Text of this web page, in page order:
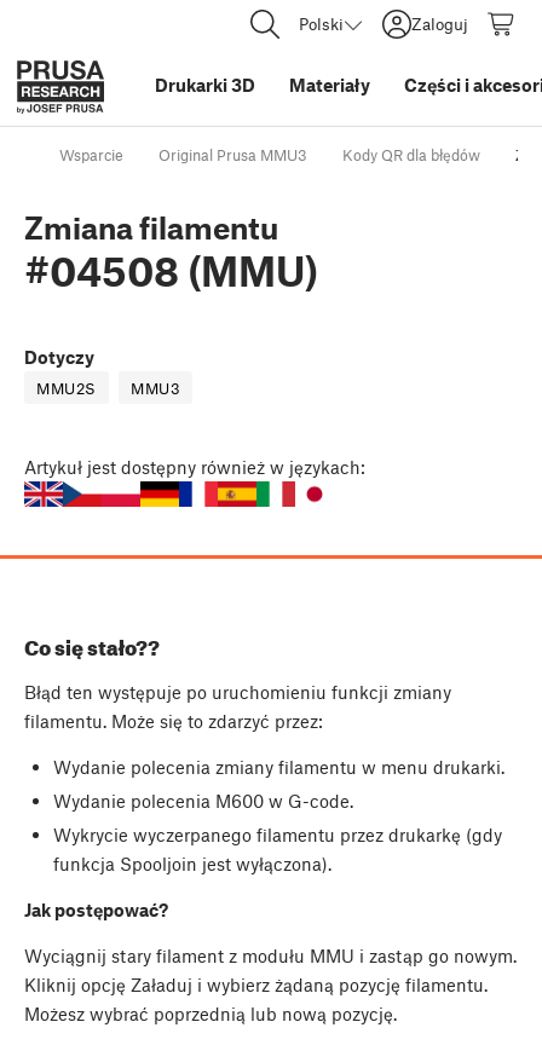
Polski Zaloguj
Drukarki 3D Materiały Części i
Wsparcie Original Prusa MMU3 Kody QR dla błędów
Zmiana filamentu
#04508 (MMU)
Dotyczy
MMU2S MMU3
Artykuł jest dostępny również w językach:
Co się stało??
Błąd ten występuje po uruchomieniu funkcji zmiany
filamentu. Może się to zdarzyć przez:
Wydanie polecenia zmiany filamentu w menu drukarki.
Wydanie polecenia M600 w G-code.
Wykrycie wyczerpanego filamentu przez drukarkę (gdy
funkcja Spooljoin jest wyłączona).
Jak postępować?
Wyciągnij stary filament z modułu MMU i zastąp go nowym.
Kliknij opcję Załaduj i wybierz żądaną pozycję filamentu.
Możesz wybrać poprzednią lub nową pozycję.